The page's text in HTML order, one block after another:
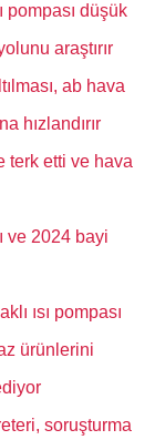
pompası düşük
araştırır
ab hava
hızlandırır
terk etti ve hava
ve 2024 bayi
ısı pompası
ürünlerini
soruşturma